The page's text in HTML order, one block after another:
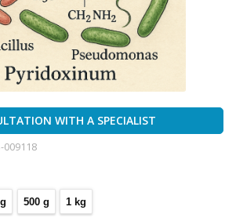
WITH A SPECIALIST
009118
500 g 1 kg